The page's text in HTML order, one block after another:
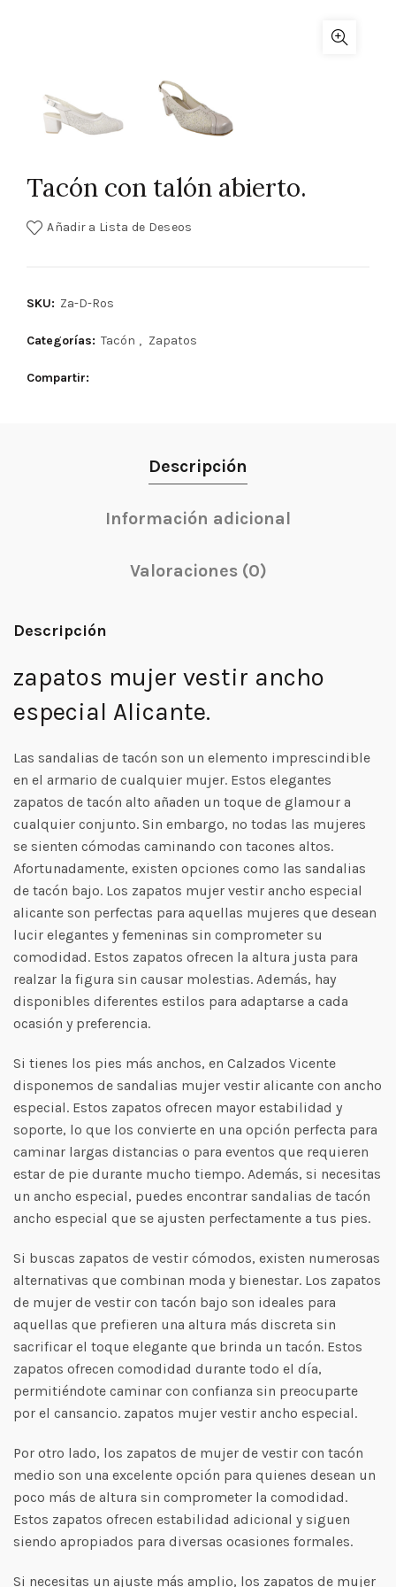
Tacón con talón abierto.
Añadir a Lista de Deseos
SKU: Za-D-Ros
Categorías: Tacón , Zapatos
Compartir
Descripción
Información adicional
Valoraciones (0)
Descripción
zapatos mujer vestir ancho
especial Alicante.
Las sandalias de tacón son un elemento imprescindible
en el armario de cualquier mujer. Estos elegantes
zapatos de tacón alto añaden un toque de glamour a
cualquier conjunto. Sin embargo, no todas las mujeres
se sienten cómodas caminando con tacones altos.
Afortunadamente, existen opciones como las sandalias
de tacón bajo. Los zapatos mujer vestir ancho especial
alicante son perfectas para aquellas mujeres que desean
lucir elegantes y femeninas sin comprometer su
comodidad. Estos zapatos ofrecen la altura justa para
realzar la figura sin causar molestias. Además, hay
disponibles diferentes estilos para adaptarse a cada
ocasión y preferencia.
Si tienes los pies más anchos, en Calzados Vicente
disponemos de sandalias mujer vestir alicante con ancho
especial. Estos zapatos ofrecen mayor estabilidad y
soporte, lo que los convierte en una opción perfecta para
caminar largas distancias o para eventos que requieren
estar de pie durante mucho tiempo. Además, si necesitas
un ancho especial, puedes encontrar sandalias de tacón
ancho especial que se ajusten perfectamente a tus pies.
Si buscas zapatos de vestir cómodos, existen numerosas
alternativas que combinan moda y bienestar. Los zapatos
de mujer de vestir con tacón bajo son ideales para
aquellas que prefieren una altura más discreta sin
sacrificar el toque elegante que brinda un tacón. Estos
zapatos ofrecen comodidad durante todo el día,
permitiéndote caminar con confianza sin preocuparte
por el cansancio. zapatos mujer vestir ancho especial.
Por otro lado, los zapatos de mujer de vestir con tacón
medio son una excelente opción para quienes desean un
poco más de altura sin comprometer la comodidad.
Estos zapatos ofrecen estabilidad adicional y siguen
siendo apropiados para diversas ocasiones formales.
Si necesitas un ajuste más amplio, los zapatos de mujer